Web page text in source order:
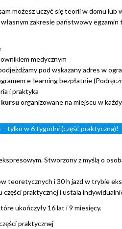
możesz uczyć się teorii w domu lub
zakresie państwowy egzamin
medycznym
pod wskazany adres w
e-learning bezpłatnie
i praktyka
organizowane na miejscu w
– tylko w 6 tygodni (część praktyczna)!
Stworzony z myślą o
teoretycznych i 30 h jazd w trybie
praktycznej i ustala
ukończyły 16 lat i 9 miesięcy.
praktycznej